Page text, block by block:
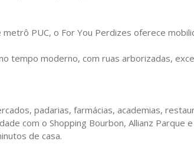
PUC, o For You Perdizes oferece
tempo moderno, com ruas arborizadas,
padarias, farmácias, academias,
com o Shopping Bourbon, Allianz Parque
de casa.